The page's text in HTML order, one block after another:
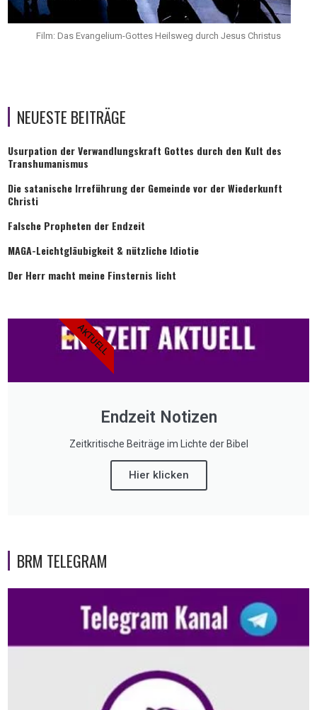
Film: Das Evangelium-Gottes Heilsweg durch Jesus Christus
NEUESTE BEITRÄGE
Usurpation der Verwandlungskraft Gottes durch den Kult des
Transhumanismus
Die satanische Irreführung der Gemeinde vor der Wiederkunft
Christi
Falsche Propheten der Endzeit
MAGA-Leichtgläubigkeit & nützliche Idiotie
Der Herr macht meine Finsternis licht
Endzeit Notizen
Zeitkritische Beiträge im Lichte der Bibel
Hier klicken
AKTUELL
BRM TELEGRAM